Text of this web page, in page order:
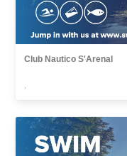
Club Nautico S'Arenal
,